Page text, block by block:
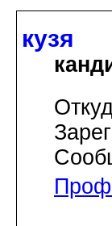
кузя